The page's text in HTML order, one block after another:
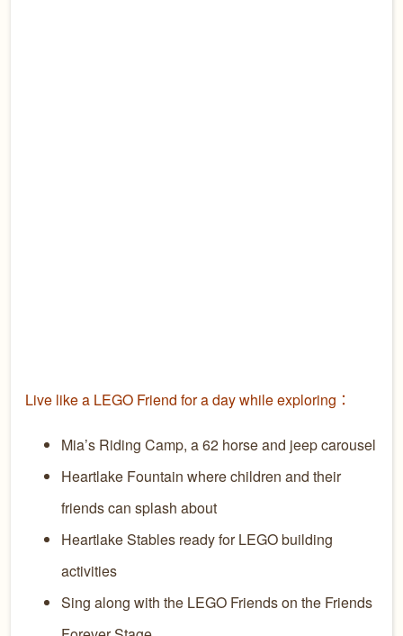
Live like a LEGO Friend for a day while exploring ：
Mia’s Riding Camp, a 62 horse and jeep carousel
Heartlake Fountain where children and their
friends can splash about
Heartlake Stables ready for LEGO building
activities
Sing along with the LEGO Friends on the Friends